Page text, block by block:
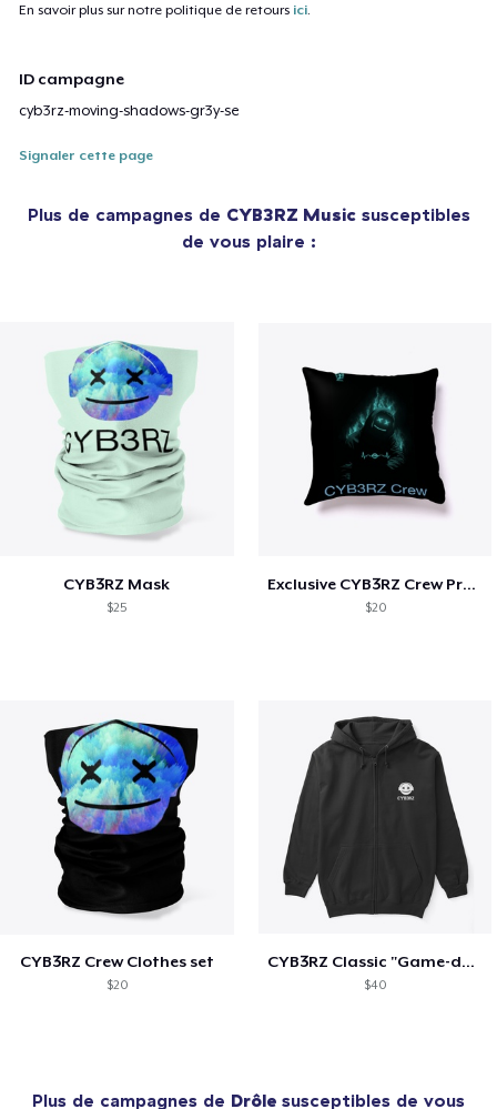
En savoir plus sur notre politique de retours ici.
ID campagne
cyb3rz-moving-shadows-gr3y-se
Signaler cette page
Plus de campagnes de CYB3RZ Musicsusceptibles
de vous plaire :
CYB3RZ Mask
$25
Exclusive CYB3RZ Crew Products.
$20
CYB3RZ Crew Clothes set
$20
CYB3RZ Classic "Game-day" Collection
$40
Plus de campagnes de Drôle susceptibles de vous